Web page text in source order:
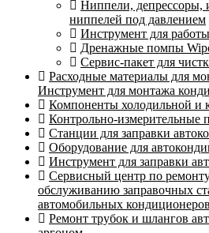
Ниппели, депрессоры,
ниппелей под давлением
Инструмент для
Дренажные помпы
Сервис-пакет для
Расходные материалы для
Инструмент для монтажа
Компоненты холодильной и
Контрольно-измерительные
Станции для заправки
Оборудование для
Инструмент для заправки
Сервисный центр по
обслуживанию заправочных
автомобильных кондиционеров
Ремонт трубок и шлангов